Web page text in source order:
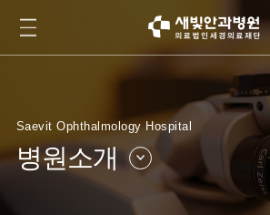
Saevit Ophthalmology Hospital
병원소개